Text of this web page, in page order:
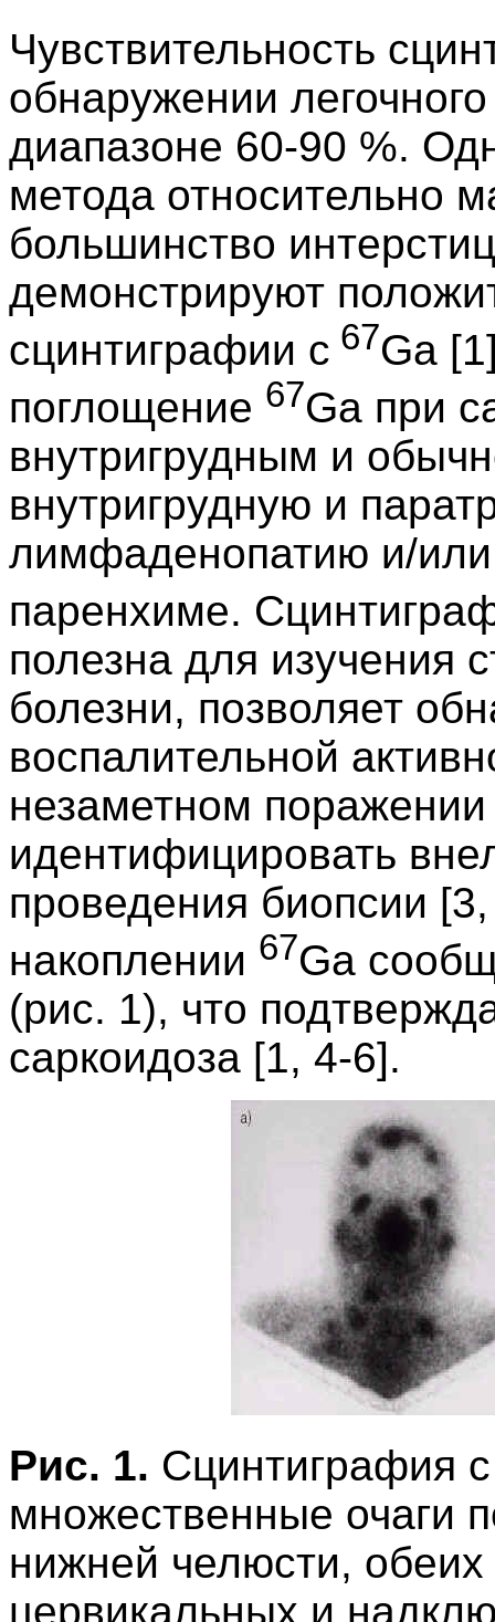
Чувствительность
обнаружении
диапазоне 60-90 %.
метода относительно
большинство
демонстрируют
сцинтиграфии с 67Ga
поглощение 67Ga при
внутригрудным и
внутригрудную и
лимфаденопатию и/или
паренхиме.
полезна для изучения
болезни, позволяет
воспалительной
незаметном поражении
идентифицировать
проведения биопсии
накоплении 67Ga
(рис. 1), что
саркоидоза [1, 4-6].
Рис. 1. Сцинтиграфия
множественные очаги
нижней челюсти,
цервикальных и